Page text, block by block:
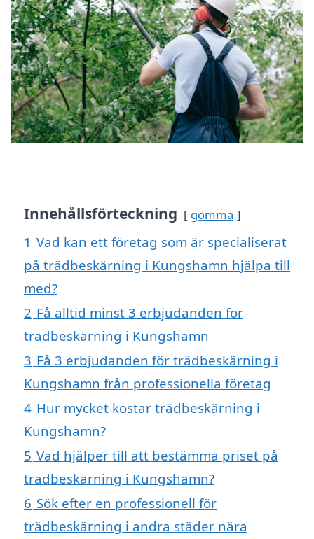
Innehållsförteckning gömma
1 Vad kan ett företag som är specialiserat
på trädbeskärning i Kungshamn hjälpa till
med?
2 Få alltid minst 3 erbjudanden för
trädbeskärning i Kungshamn
3 Få 3 erbjudanden för trädbeskärning i
Kungshamn från professionella företag
4 Hur mycket kostar trädbeskärning i
Kungshamn?
5 Vad hjälper till att bestämma priset på
trädbeskärning i Kungshamn?
6 Sök efter en professionell för
trädbeskärning i andra städer nära